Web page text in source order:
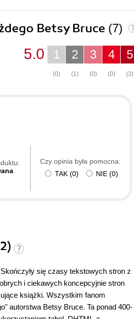
Betsy Bruce (7)
5
(3)
4
(0)
3
(0)
2
(1)
1
(0)
5.0
Czy opinia była pomocna:
TAK (0) NIE (0)
się czasy tekstowych stron z
i ciekawych koncepcyjnie stron
książki. Wszystkim fanom
autorstwa Betsy Bruce. Ta ponad 400-